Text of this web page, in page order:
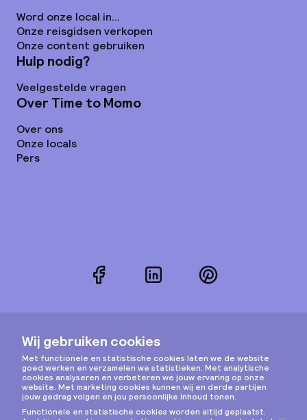
Word onze local in...
Onze reisgidsen verkopen
Onze content gebruiken
Hulp nodig?
Veelgestelde vragen
Over Time to Momo
Over ons
Onze locals
Pers
FacebookLinkedInPinterest
Instagram